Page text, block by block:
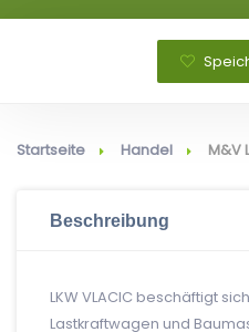
Startseite Handel M&V
Beschreibung
LKW VLACIC beschäftigt
Lastkraftwagen und